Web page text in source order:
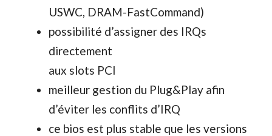
USWC, DRAM-FastCommand)
possibilité d’assigner des IRQs
directement
aux slots PCI
meilleur gestion du Plug&Play afin
d’éviter les conflits d’IRQ
ce bios est plus stable que les versions